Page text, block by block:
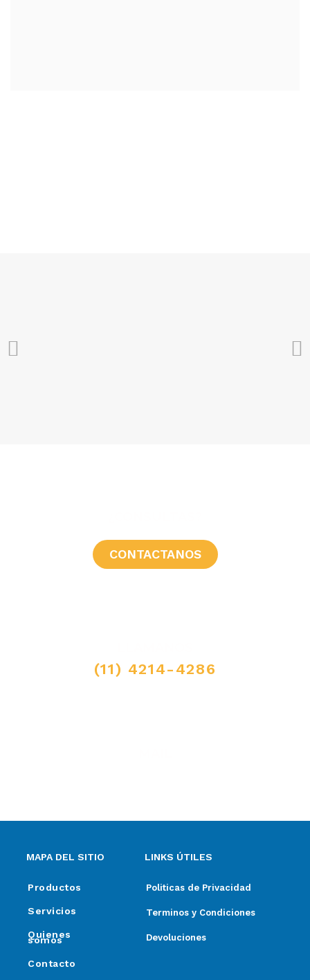
CONTACTANOS
(11) 4214-4286
MAPA DEL SITIO
Productos
Servicios
Quienes
somos
Contacto
LINKS ÚTILES
Politicas de Privacidad
Terminos y Condiciones
Devoluciones